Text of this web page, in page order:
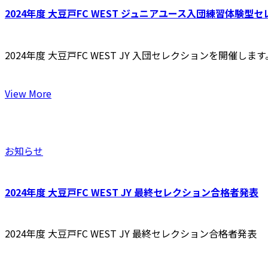
2024年度 大豆戸FC WEST ジュニアユース⼊団練習体験型セ
2024年度 大豆戸FC WEST JY ⼊団セレクションを開催します。
View More
お知らせ
2024年度 大豆戸FC WEST JY 最終セレクション合格者発表
2024年度 大豆戸FC WEST JY 最終セレクション合格者発表